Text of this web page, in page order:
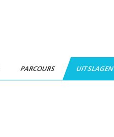
PARCOURS UITSLAGEN